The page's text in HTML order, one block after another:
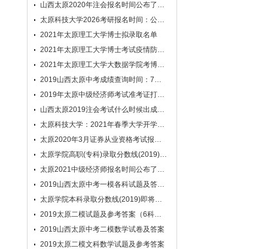
能够继续得到老师的帮助。如果我还有什么
问题是通过邮件同老师联系么。谢谢老师！
学员：作文批改已收到~ 导学很尽职，
很满意~
山西太原2020年注会报名时间公布了吗？
太原科技大学2026考研报名时间：公布啦
2021年太原理工大学博士拟录取名单
2021年太原理工大学博士考试疫情防控通知
2021年太原理工大学大数据学院考博专业目录
2019山西太原中考成绩查询时间：7月8日
2019年太原中级经济师考试准考证打印时间
山西太原2019注会考试什么时候出成绩?
太原科技大学：2021年春季大学开学时间
太原2020年3月证券从业资格考试报名入口
太原学院高职(专科)录取分数线(2019)即将公布
太原2021中级经济师报名时间公布了吗?
2019山西太原中考一模各科试题及答案汇总
太原学院本科录取分数线(2019)即将公布
2019太原二模试题及参考答案（6科全）
2019山西太原中考二模数学试卷及答案
2019太原二模文科数学试题及参考答案